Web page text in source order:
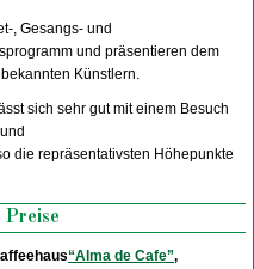
, Gesangs- und
und präsentieren dem
Künstlern.
sich sehr gut mit einem Besuch
die repräsentativsten Höhepunkte
Preise
“Alma de Cafe”,